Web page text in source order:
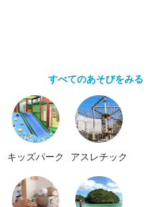
すべてのあそびをみる
キッズパーク アスレチック